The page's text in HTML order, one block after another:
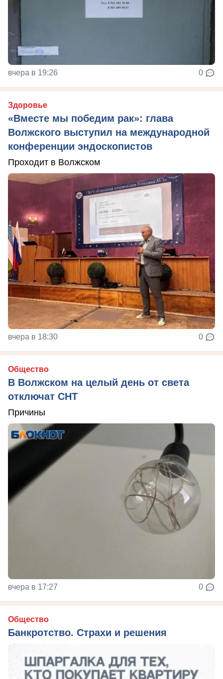
вчера в 19:26 0
Здоровье
«Вместе мы победим рак»: глава
Волжского выступил на международной
конференции эндоскопистов
Проходит в Волжском
вчера в 18:30 0
Общество
В Волжском на целый день от света
отключат СНТ
Причины
вчера в 17:27 0
Общество
Банкротство. Страхи и решения